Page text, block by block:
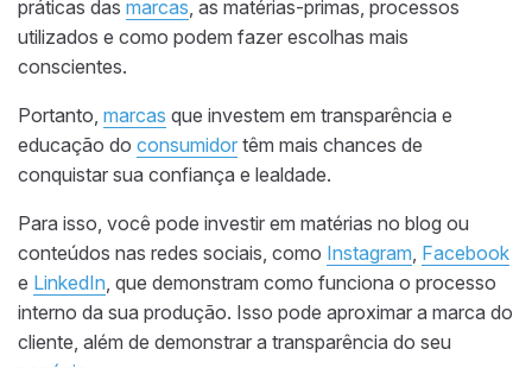
práticas das marcas, as matérias-primas, processos
utilizados e como podem fazer escolhas mais
conscientes.
Portanto, marcas que investem em transparência e
educação do consumidor têm mais chances de
conquistar sua confiança e lealdade.
Para isso, você pode investir em matérias no blog ou
conteúdos nas redes sociais, como Instagram, Facebook
e LinkedIn, que demonstram como funciona o processo
interno da sua produção. Isso pode aproximar a marca do
cliente, além de demonstrar a transparência do seu